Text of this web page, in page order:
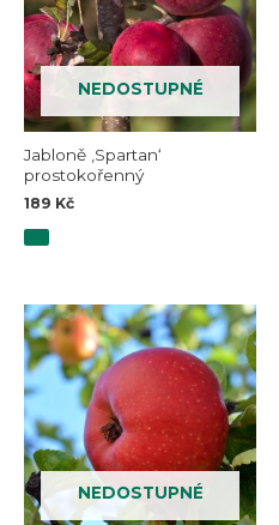
NEDOSTUPNÉ
Jabloně ‚Spartan‘
prostokořenný
189 Kč
NEDOSTUPNÉ